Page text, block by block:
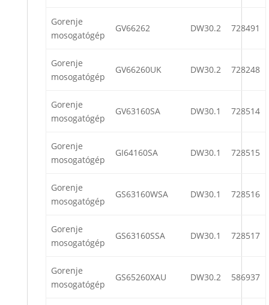
Gorenje
mosogatógép
GV66262 DW30.2 728491
Gorenje
mosogatógép
GV66260UK DW30.2 728248
Gorenje
mosogatógép
GV63160SA DW30.1 728514
Gorenje
mosogatógép
GI64160SA DW30.1 728515
Gorenje
mosogatógép
GS63160WSA DW30.1 728516
Gorenje
mosogatógép
GS63160SSA DW30.1 728517
Gorenje
mosogatógép
GS65260XAU DW30.2 586937